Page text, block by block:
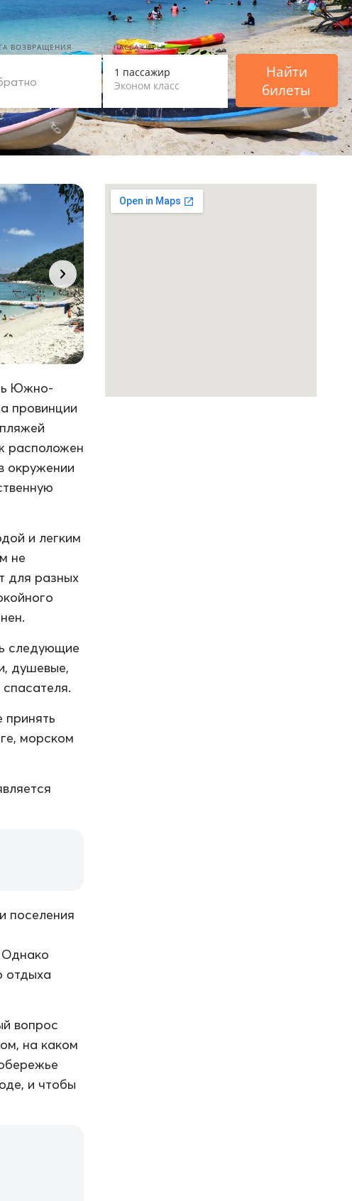
ВОЗВРАЩЕНИЯ ПАССАЖИРЫ
1 пассажир
Эконом класс
Найти
билеты
Южно-
провинции
расположен
окружении
и легким
не
для разных
следующие
душевые,
принять
морском
поселения
Однако
отдыха
вопрос
на каком
и чтобы